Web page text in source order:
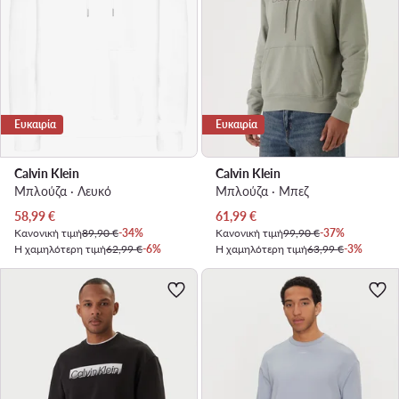
Ευκαιρία
Calvin Klein
Μπλούζα · Λευκό
Τρέχουσα τιμή
58,99€
Κανονική τιμή89,90 €-34%
Η χαμηλότερη τιμή62,99 €-6%
Ευκαιρία
Calvin Klein
Μπλούζα · Μπεζ
Τρέχουσα τιμή
61,99€
Κανονική τιμή99,90 €-37%
Η χαμηλότερη τιμή63,99 €-3%